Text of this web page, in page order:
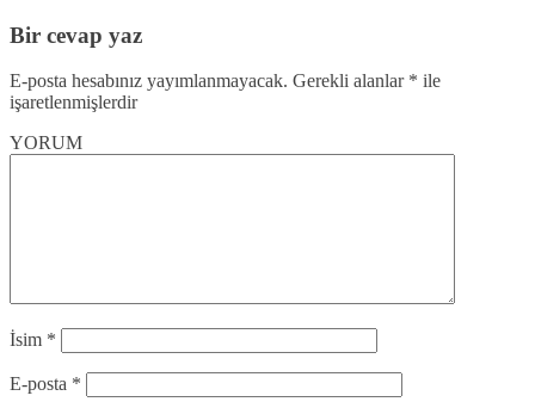
Bir cevap yaz
E-posta hesabınız yayımlanmayacak. Gerekli alanlar * ile
işaretlenmişlerdir
YORUM
İsim *
E-posta *